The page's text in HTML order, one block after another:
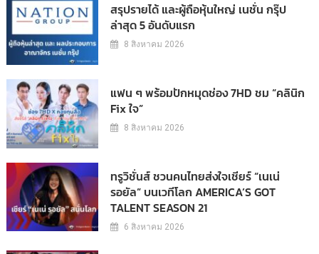
สรุปรายได้ และผู้ถือหุ้นใหญ่ เนชั่น กรุ๊ป
ล่าสุด 5 อันดับแรก
8 สิงหาคม 2026
แฟน ๆ พร้อมปักหมุดช่อง 7HD ชม “คลินิก
Fix ใจ”
8 สิงหาคม 2026
ทรูวิชั่นส์ ชวนคนไทยส่งใจเชียร์ “เนเน่
รอยัล” บนเวทีโลก AMERICA’S GOT
TALENT SEASON 21
6 สิงหาคม 2026